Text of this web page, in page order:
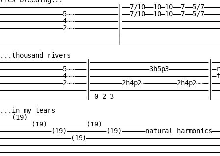
——————————————————————————————|——7/10——10—10——7——5/
————————————————5~~———————————|——7/10——10—10——7——5/
...thousand rivers
...in my tears
—————————————(19)——————————(19)——————natural